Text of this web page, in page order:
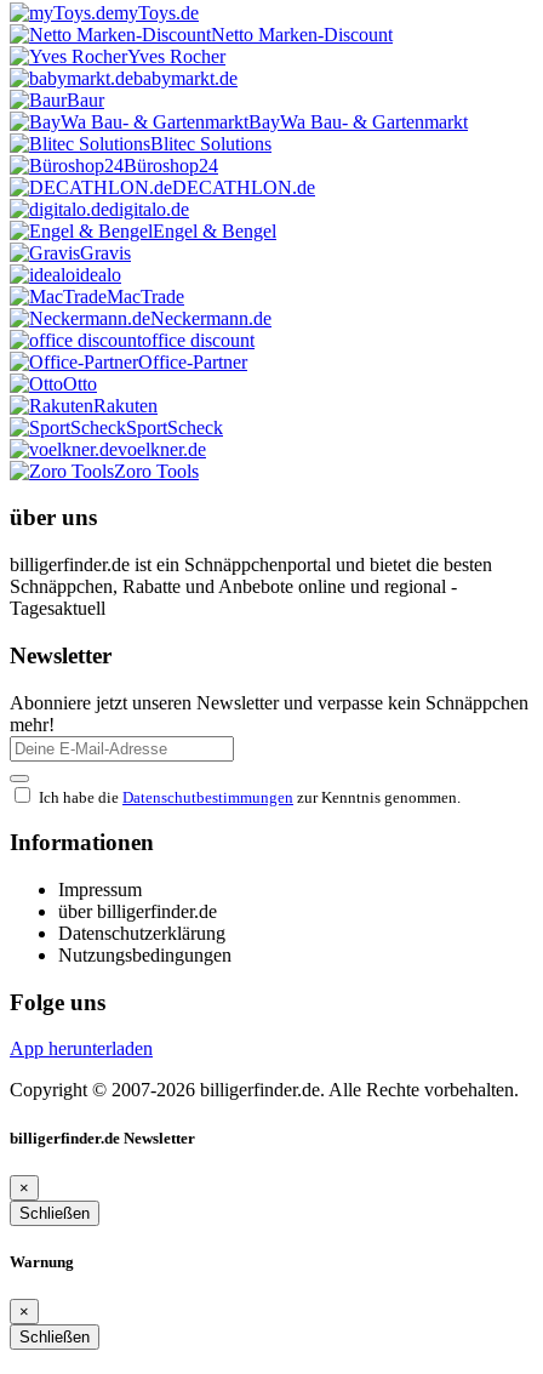
myToys.de
Netto Marken-Discount
Yves Rocher
babymarkt.de
Baur
BayWa Bau- & Gartenmarkt
Blitec Solutions
Büroshop24
DECATHLON.de
digitalo.de
Engel & Bengel
Gravis
idealo
MacTrade
Neckermann.de
office discount
Office-Partner
Otto
Rakuten
SportScheck
voelkner.de
Zoro Tools
über uns
billigerfinder.de ist ein Schnäppchenportal und bietet die besten
Schnäppchen, Rabatte und Anbebote online und regional -
Tagesaktuell
Newsletter
Abonniere jetzt unseren Newsletter und verpasse kein Schnäppchen
mehr!
Ich habe die Datenschutbestimmungen zur Kenntnis genommen.
Informationen
Impressum
über billigerfinder.de
Datenschutzerklärung
Nutzungsbedingungen
Folge uns
App herunterladen
Copyright © 2007-2026 billigerfinder.de. Alle Rechte vorbehalten.
billigerfinder.de Newsletter
×
Schließen
Warnung
×
Schließen